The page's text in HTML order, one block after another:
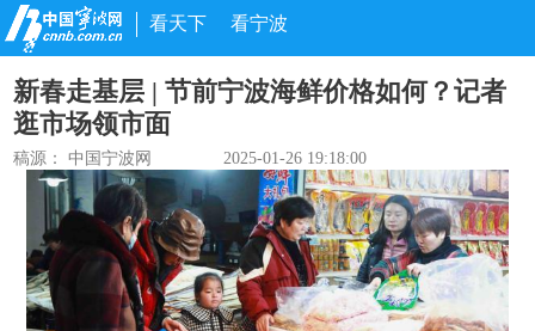
看天下 看宁波
新春走基层 | 节前宁波海鲜价格如何？记者
逛市场领市面
稿源： 中国宁波网 2025-01-26 19:18:00